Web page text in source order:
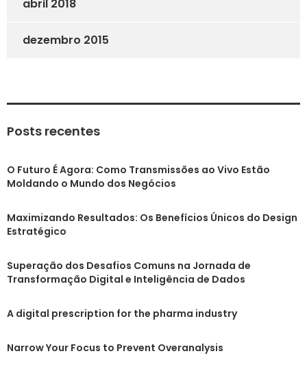
abril 2018
dezembro 2015
Posts recentes
O Futuro É Agora: Como Transmissões ao Vivo Estão
Moldando o Mundo dos Negócios
Maximizando Resultados: Os Benefícios Únicos do Design
Estratégico
Superação dos Desafios Comuns na Jornada de
Transformação Digital e Inteligência de Dados
A digital prescription for the pharma industry
Narrow Your Focus to Prevent Overanalysis